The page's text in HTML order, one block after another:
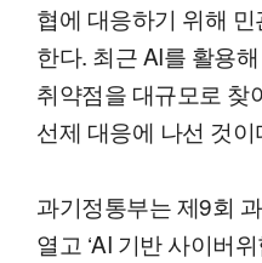
협에 대응하기 위해
한다. 최근 AI를 활용
취약점을 대규모로 찾
선제 대응에 나선 것이
과기정통부는 제9회
열고 ‘AI 기반 사이버